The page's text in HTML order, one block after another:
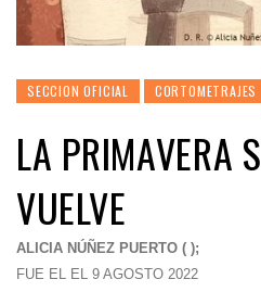
SECCION OFICIAL CORTOMETRAJES
LA PRIMAVERA
VUELVE
ALICIA NÚÑEZ PUERTO ( );
FUE EL EL 9 AGOSTO 2022